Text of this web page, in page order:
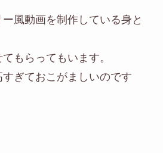
風動画を制作している身と
もらってもいます。
すぎておこがましいのです